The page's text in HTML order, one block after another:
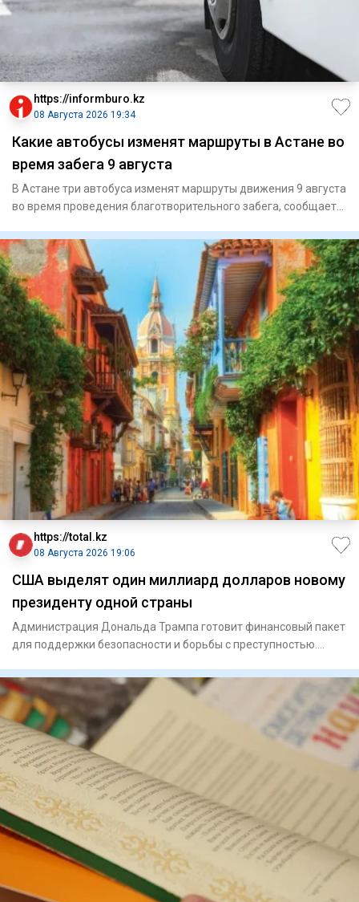
https://informburo.kz
08 Августа 2026 19:34
Какие автобусы изменят маршруты в Астане во
время забега 9 августа
В Астане три автобуса изменят маршруты движения 9 августа
во время проведения благотворительного забега, сообщает
https://total.kz
08 Августа 2026 19:06
США выделят один миллиард долларов новому
президенту одной страны
Администрация Дональда Трампа готовит финансовый пакет
для поддержки безопасности и борьбы с преступностью.